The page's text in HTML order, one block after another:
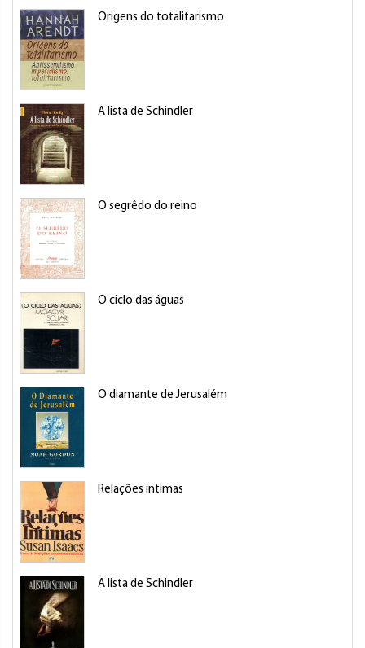
Origens do totalitarismo
A lista de Schindler
O segrêdo do reino
O ciclo das águas
O diamante de Jerusalém
Relações íntimas
A lista de Schindler